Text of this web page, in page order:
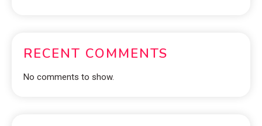
RECENT COMMENTS
No comments to show.